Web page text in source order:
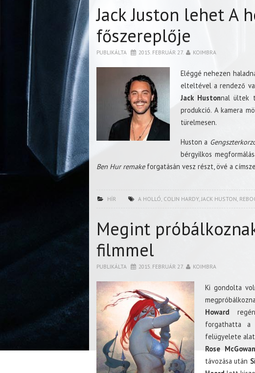
Jack Juston lehet A
főszereplője
PUBLIKÁLTA 2015. FEBRUÁR 27. KOIMBRA
Eléggé nehezen
elteltével a rendező
Jack Hustonnal ültek
produkció. A kamera
türelmesen.
Huston a
bérgyilkos
Ben Hur remakeforgatásán vesz részt, övé a
HÍR A HOLLÓ, COLIN HARDY,JACK HUSTON,
Megint
filmmel
PUBLIKÁLTA 2015. FEBRUÁR 27. KOIMBRA
Ki gondolta
Howard
forgathatta a
felügyelete
Rose McGowan
távozása után